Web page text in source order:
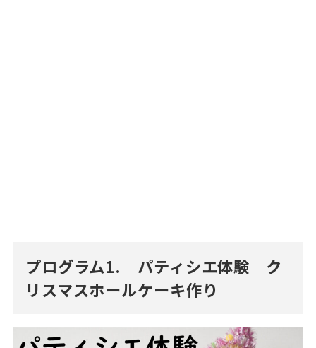
プログラム1. パティシエ体験 ク
リスマスホールケーキ作り